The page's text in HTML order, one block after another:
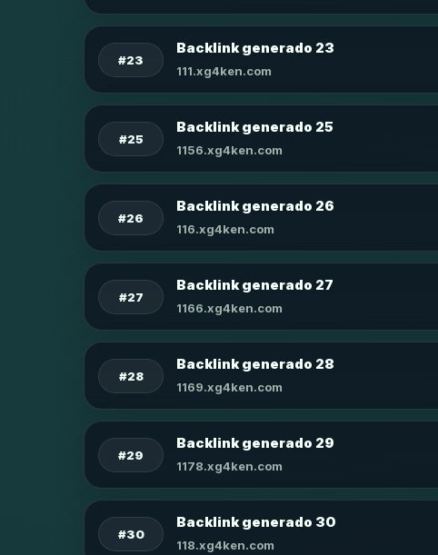
#23
Backlink generado 23
111.xg4ken.com
#25
Backlink generado 25
1156.xg4ken.com
#26
Backlink generado 26
116.xg4ken.com
#27
Backlink generado 27
1166.xg4ken.com
#28
Backlink generado 28
1169.xg4ken.com
#29
Backlink generado 29
1178.xg4ken.com
#30
Backlink generado 30
118.xg4ken.com